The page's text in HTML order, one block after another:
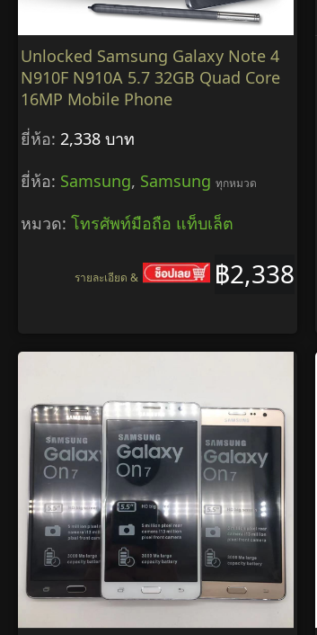
Unlocked Samsung Galaxy Note 4
N910F N910A 5.7 32GB Quad Core
16MP Mobile Phone
ยี่ห้อ: 2,338 บาท
ยี่ห้อ: Samsung, Samsung ทุกหมวด
หมวด: โทรศัพท์มือถือ แท็บเล็ต
฿2,338
รายละเอียด &